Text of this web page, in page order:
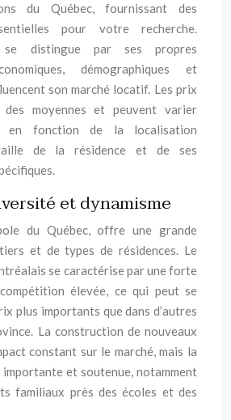
du Québec, fournissant des
pour votre recherche.
se distingue par ses propres
démographiques et
son marché locatif. Les prix
des moyennes et peuvent varier
en fonction de la localisation
de la résidence et de ses
et dynamisme
du Québec, offre une grande
et de types de résidences. Le
se caractérise par une forte
élevée, ce qui peut se
plus importants que dans d’autres
La construction de nouveaux
constant sur le marché, mais la
importante et soutenue, notamment
familiaux près des écoles et des